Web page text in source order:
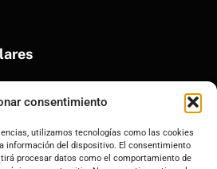
consentimiento
utilizamos tecnologías como las cookies
información del dispositivo. El consentimiento
procesar datos como el comportamiento de